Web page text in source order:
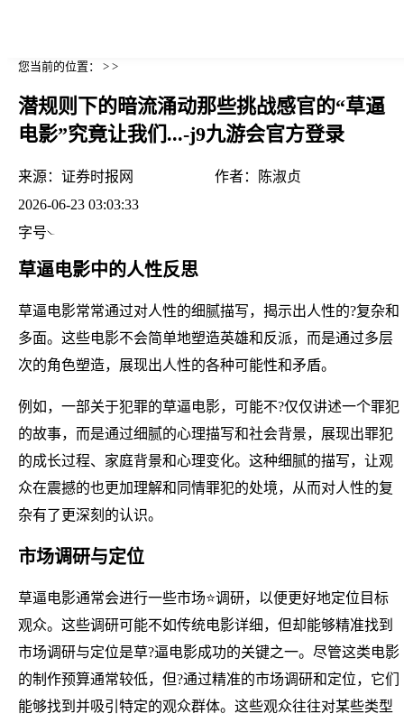
您当前的位置： > >
潜规则下的暗流涌动那些挑战感官的“草逼
电影”究竟让我们...-j9九游会官方登录
来源： 证券时报网 作者：
陈淑贞
2026-06-23 03:03:33
字号
草逼电影中的人性反思
草逼电影常常通过对人性的细腻描写，揭示出人性的?复杂和
多面。这些电影不会简单地塑造英雄和反派，而是通过多层
次的角色塑造，展现出人性的各种可能性和矛盾。
例如，一部关于犯罪的草逼电影，可能不?仅仅讲述一个罪犯
的故事，而是通过细腻的心理描写和社会背景，展现出罪犯
的成长过程、家庭背景和心理变化。这种细腻的描写，让观
众在震撼的也更加理解和同情罪犯的处境，从而对人性的复
杂有了更深刻的认识。
市场调研与定位
草逼电影通常会进行一些市场⭐调研，以便更好地定位目标
观众。这些调研可能不如传统电影详细，但却能够精准找到
市场调研与定位是草?逼电影成功的关键之一。尽管这类电影
的制作预算通常较低，但?通过精准的市场调研和定位，它们
能够找到并吸引特定的观众群体。这些观众往往对某些类型